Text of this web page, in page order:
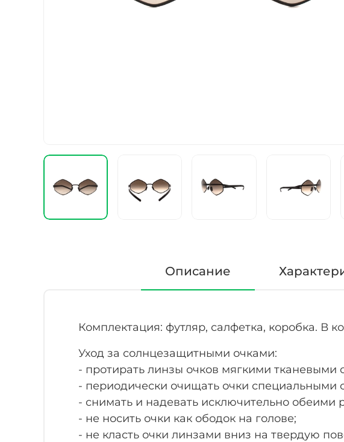
Описание
Комплектация: футляр, салфетка, коробка. В
Уход за солнцезащитными очками:
- протирать линзы очков мягкими тканевыми
- периодически очищать очки
- снимать и надевать исключительно обеими
- не носить очки как ободок на голове;
- не класть очки линзами вниз на твердую